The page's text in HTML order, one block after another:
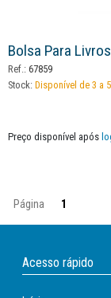
Bolsa Para
Ref.: 67859
Stock: Disponível de 3 a
Preço disponível após
Página 1
Acesso rápido